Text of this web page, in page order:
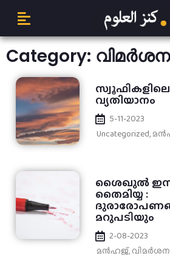
Category:
വ്യതിയാനം
5-11-2023
Uncategorized,
ശൈഖുൽ
തൈമിയ്യ :
മറുപടിയും
2-08-2023
മന്‍ഹജ്,